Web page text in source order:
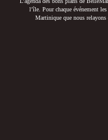
l’île. Pour chaque événement
Martinique que nous relayons